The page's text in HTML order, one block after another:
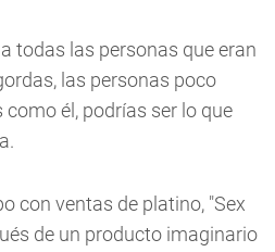
todas las personas que eran
las personas poco
él, podrías ser lo que
con ventas de platino, "Sex
de un producto imaginario